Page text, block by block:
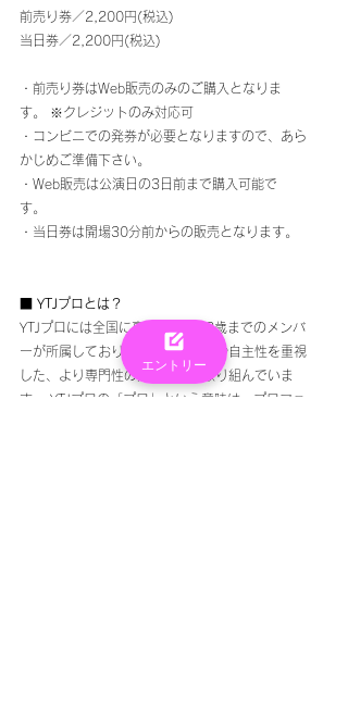
前売り券／2,200円(税込)
当日券／2,200円(税込)
・前売り券はWeb販売のみのご購入となりま
す。 ※クレジットのみ対応可
・コンビニでの発券が必要となりますので、あら
かじめご準備下さい。
・Web販売は公演日の3日前まで購入可能で
す。
・当日券は開場30分前からの販売となります。
■ YTJプロとは？
YTJプロには全国に高校生から28歳までのメンバ
ーが所属しており、個人の主体性や自主性を重視
した、より専門性の高い活動に取り組んでいま
す。 YTJプロの「プロ」という意味は、プロフェ
エントリー